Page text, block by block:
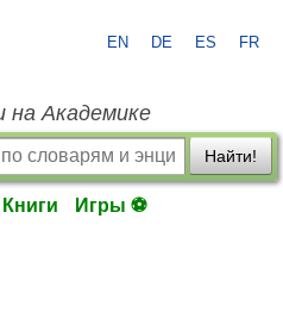
EN DE ES FR
на Академике
Найти!
Книги Игры ⚽